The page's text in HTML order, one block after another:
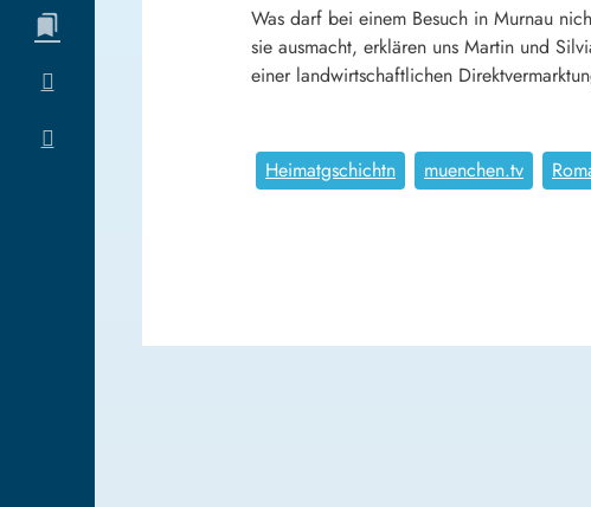
Was darf bei einem Besuch in Murnau
sie ausmacht, erklären uns Martin und
einer landwirtschaftlichen
Heimatgschichtn muenchen.tv